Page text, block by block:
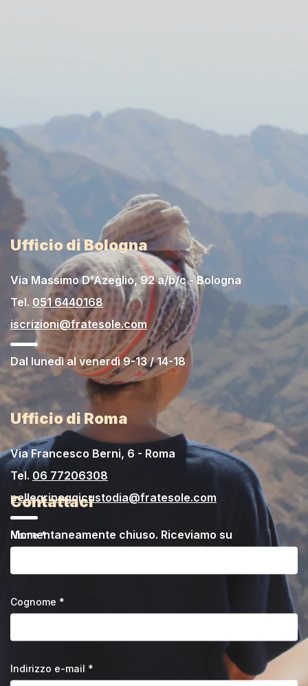
Ufficio di Bologna
Via Massimo D'Azeglio, 92 a/b/c - Bologna
Tel. 051 6440168
iscrizioni@fratesole.com
Dal lunedì al venerdì 9-13 / 14-18
Ufficio di Roma
Via Francesco Berni, 6 - Roma
Tel. 06 77206308
pellegrinaggicustodia@fratesole.com
Momentaneamente chiuso. Riceviamo su
appuntamento da concordare telefonicamente o via
Contattaci
Nome *
Cognome *
Indirizzo e-mail *